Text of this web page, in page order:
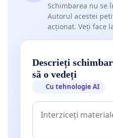
Schimbarea nu se
Autorul acestei
acționat. Veți face
Descrieți
să o vedeți
Cu tehnologie AI